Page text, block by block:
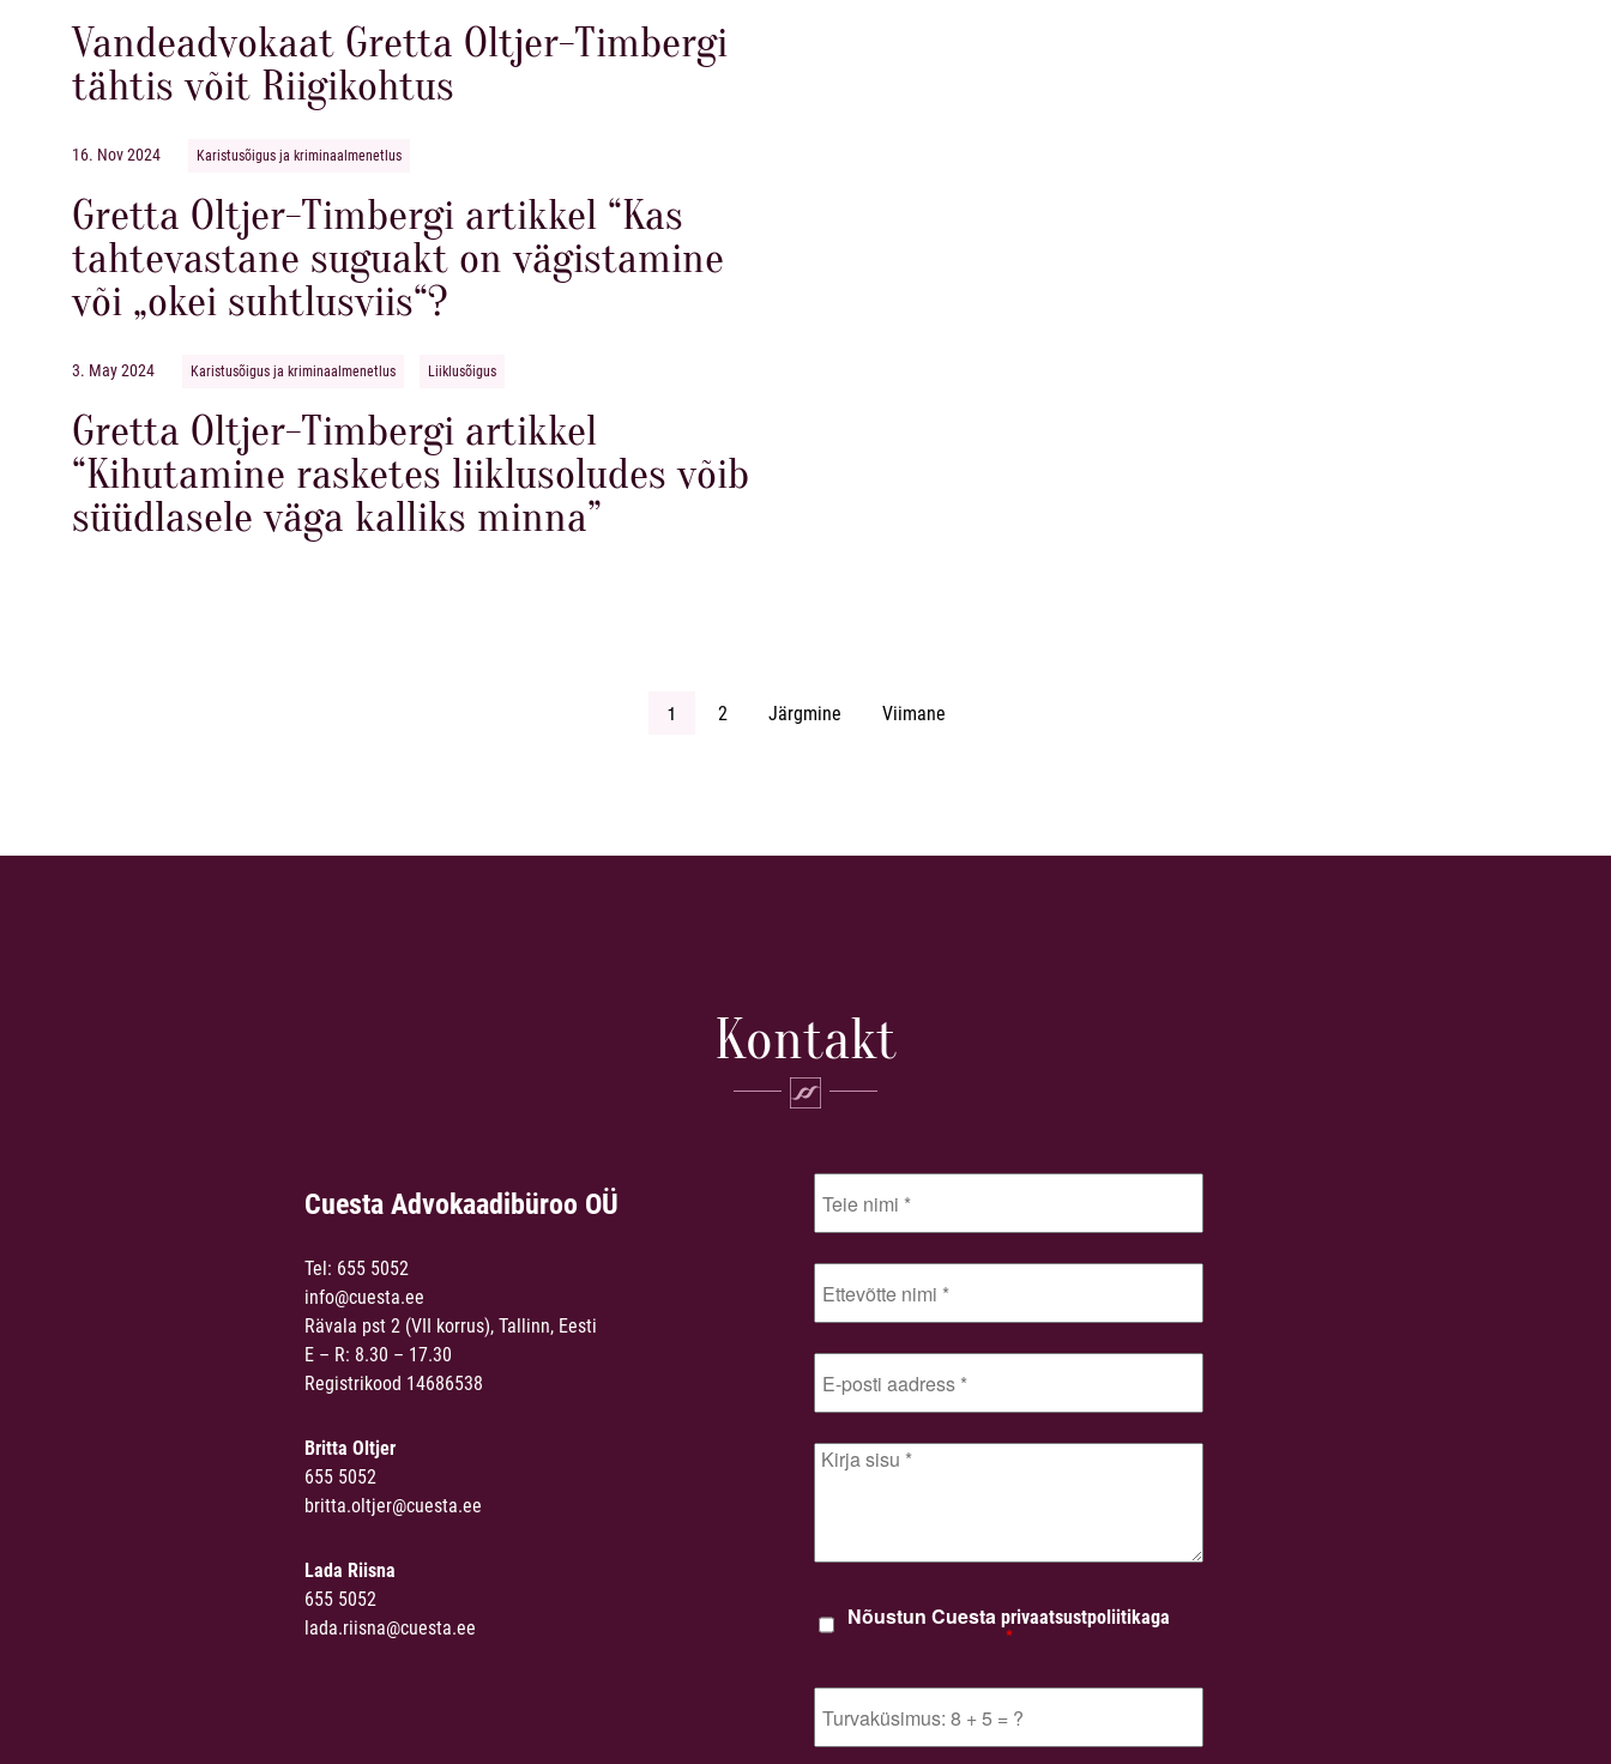
Vandeadvokaat Gretta Oltjer-Timbergi
tähtis võit Riigikohtus
16. Nov 2024 Karistusõigus ja kriminaalmenetlus
Gretta Oltjer-Timbergi artikkel “Kas
tahtevastane suguakt on vägistamine
või „okei suhtlusviis“?
3. May 2024 Karistusõigus ja kriminaalmenetlus Liiklusõigus
Gretta Oltjer-Timbergi artikkel
“Kihutamine rasketes liiklusoludes võib
süüdlasele väga kalliks minna”
1 2 Järgmine Viimane
Kontakt
Cuesta Advokaadibüroo OÜ
Tel: 655 5052
info@cuesta.ee
Rävala pst 2 (VII korrus), Tallinn, Eesti
E – R: 8.30 – 17.30
Registrikood 14686538
Britta Oltjer
655 5052
britta.oltjer@cuesta.ee
Lada Riisna
655 5052
lada.riisna@cuesta.ee
Nõustun Cuestaprivaatsustpoliitikaga
*